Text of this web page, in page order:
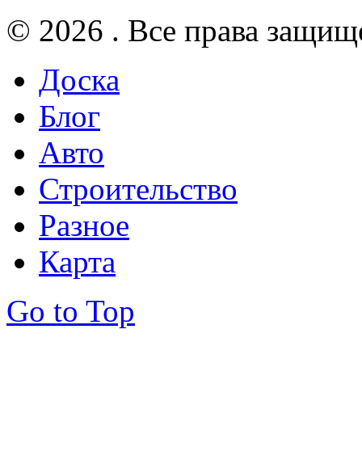
© 2026 . Все права
Доска
Блог
Авто
Строительство
Разное
Карта
Go to Top